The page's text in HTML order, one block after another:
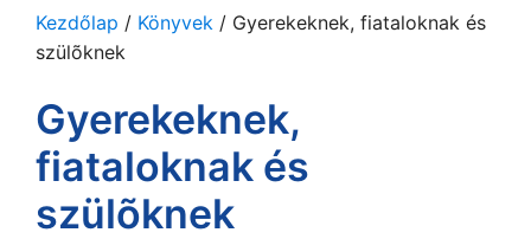
Kezdőlap / Könyvek / Gyerekeknek, fiataloknak és
szülõknek
Gyerekeknek,
fiataloknak és
szülõknek